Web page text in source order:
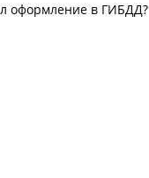
оформление в ГИБДД?